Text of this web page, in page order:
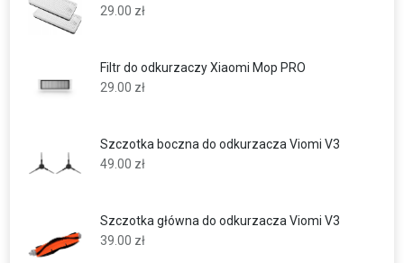
29.00 zł
Filtr do odkurzaczy Xiaomi Mop PRO
29.00 zł
Szczotka boczna do odkurzacza Viomi V3
49.00 zł
Szczotka główna do odkurzacza Viomi V3
39.00 zł